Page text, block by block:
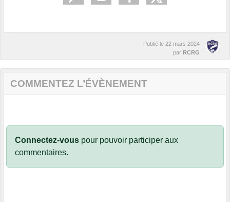
Publié le 22 mars 2024
par RCRG
COMMENTEZ L’ÉVÈNEMENT
Connectez-vous pour pouvoir participer aux
commentaires.